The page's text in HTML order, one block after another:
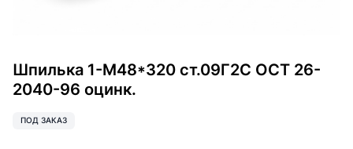
Шпилька 1-М48*320 ст.09Г2С ОСТ 26-
2040-96 оцинк.
ПОД ЗАКАЗ